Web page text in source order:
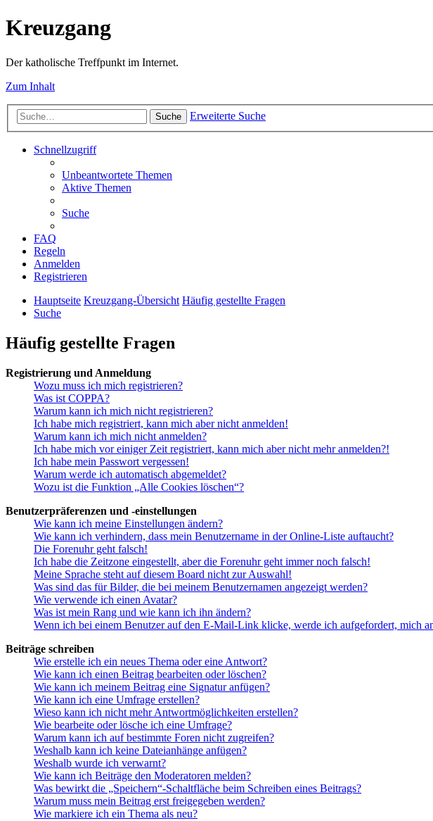
Kreuzgang
Der katholische Treffpunkt im Internet.
Zum Inhalt
Suche Erweiterte Suche
Schnellzugriff
Unbeantwortete Themen
Aktive Themen
Suche
FAQ
Regeln
Anmelden
Registrieren
Hauptseite Kreuzgang-Übersicht Häufig gestellte Fragen
Suche
Häufig gestellte Fragen
Registrierung und Anmeldung
Wozu muss ich mich registrieren?
Was ist COPPA?
Warum kann ich mich nicht registrieren?
Ich habe mich registriert, kann mich aber nicht anmelden!
Warum kann ich mich nicht anmelden?
Ich habe mich vor einiger Zeit registriert, kann mich aber nicht mehr anmelden?!
Ich habe mein Passwort vergessen!
Warum werde ich automatisch abgemeldet?
Wozu ist die Funktion „Alle Cookies löschen“?
Benutzerpräferenzen und -einstellungen
Wie kann ich meine Einstellungen ändern?
Wie kann ich verhindern, dass mein Benutzername in der Online-Liste auftaucht?
Die Forenuhr geht falsch!
Ich habe die Zeitzone eingestellt, aber die Forenuhr geht immer noch falsch!
Meine Sprache steht auf diesem Board nicht zur Auswahl!
Was sind das für Bilder, die bei meinem Benutzernamen angezeigt werden?
Wie verwende ich einen Avatar?
Was ist mein Rang und wie kann ich ihn ändern?
Wenn ich bei einem Benutzer auf den E-Mail-Link klicke, werde ich aufgefordert, mich
Beiträge schreiben
Wie erstelle ich ein neues Thema oder eine Antwort?
Wie kann ich einen Beitrag bearbeiten oder löschen?
Wie kann ich meinem Beitrag eine Signatur anfügen?
Wie kann ich eine Umfrage erstellen?
Wieso kann ich nicht mehr Antwortmöglichkeiten erstellen?
Wie bearbeite oder lösche ich eine Umfrage?
Warum kann ich auf bestimmte Foren nicht zugreifen?
Weshalb kann ich keine Dateianhänge anfügen?
Weshalb wurde ich verwarnt?
Wie kann ich Beiträge den Moderatoren melden?
Was bewirkt die „Speichern“-Schaltfläche beim Schreiben eines Beitrags?
Warum muss mein Beitrag erst freigegeben werden?
Wie markiere ich ein Thema als neu?